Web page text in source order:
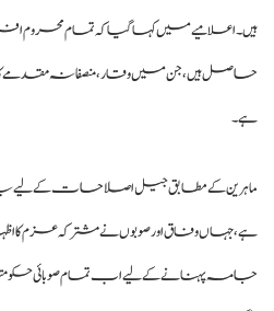
ہیں۔اعلامیے میں کہا گیا کہ تمام محروم
حاصل ہیں، جن میں وقار، منصفانہ
ہے۔
ماہرین کے مطابق جیل اصلاحات کے
ہے، جہاں وفاق اور صوبوں نے مشترکہ عزم کا
جامہ پہنانے کے لیے اب تمام صوبائی